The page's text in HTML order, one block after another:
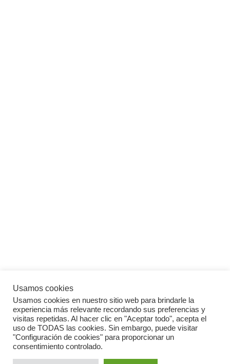
Usamos cookies
Usamos cookies en nuestro sitio web para brindarle la
experiencia más relevante recordando sus preferencias y
visitas repetidas. Al hacer clic en "Aceptar todo", acepta el
uso de TODAS las cookies. Sin embargo, puede visitar
"Configuración de cookies" para proporcionar un
consentimiento controlado.